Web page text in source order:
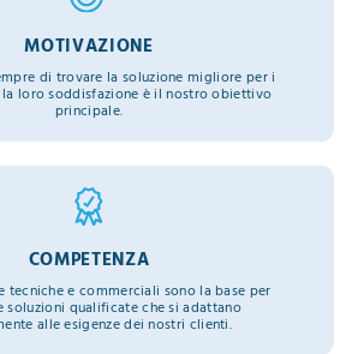
MOTIVAZIONE
di trovare la soluzione migliore per i
loro soddisfazione è il nostro obiettivo
principale.
COMPETENZA
tecniche e commerciali sono la base per
soluzioni qualificate che si adattano
alle esigenze dei nostri clienti.